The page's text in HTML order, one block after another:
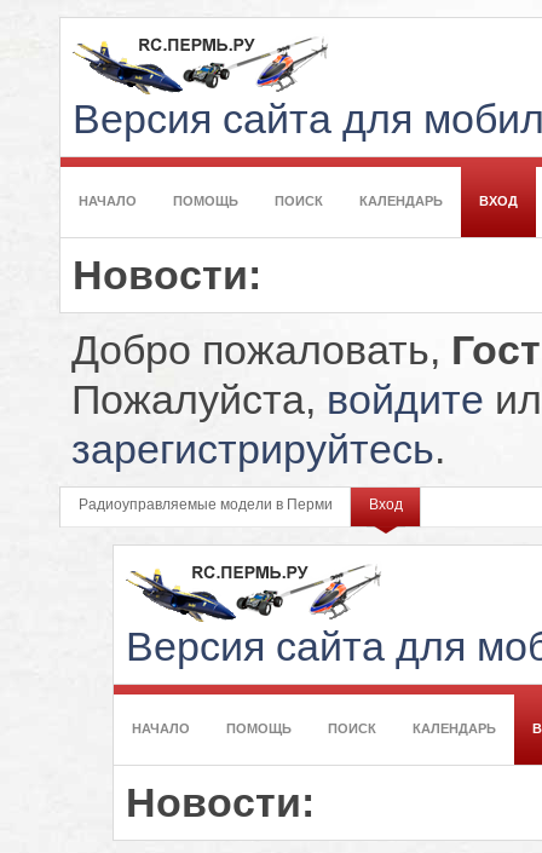
Версия сайта для
НАЧАЛО ПОМОЩЬ ПОИСК КАЛЕНДАРЬ ВХОД
Новости:
Добро пожаловать,
Пожалуйста, войдите
зарегистрируйтесь.
Радиоуправляемые модели в Перми Вход
Версия сайта для
НАЧАЛО ПОМОЩЬ ПОИСК КАЛЕНДАРЬ
Новости: